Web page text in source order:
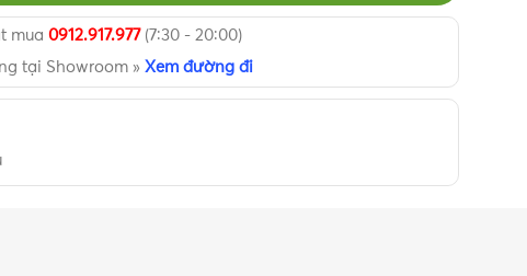
mua 0912.917.977(7:30 - 20:00)
tại Showroom » Xem đường đi